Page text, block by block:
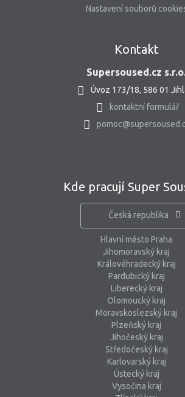
Nastavení souborů
Kontakt
Supersoused.cz
Úvoz 173/18, 586 01
kontaktní formulář
Kde pracují Super
Česká republika
Hlavní město Praha
Jihomoravský kraj
Královéhradecký kraj
Pardubický kraj
Liberecký kraj
Olomoucký kraj
Moravskoslezský kraj
Plzeňský kraj
Jihočeský kraj
Středočeský kraj
Karlovarský kraj
Ústecký kraj
Vysočina kraj